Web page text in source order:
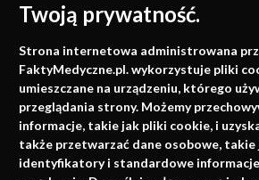
Twoją prywatność.
Strona internetowa administrowana
FaktyMedyczne.pl. wykorzystuje pliki
umieszczane na urządzeniu, którego
przeglądania strony. Możemy
informacje, takie jak pliki cookie, i
także przetwarzać dane osobowe,
identyfikatory i standardowe informacje
Medycyna
faktach
Konferencje, szkolenia, e-